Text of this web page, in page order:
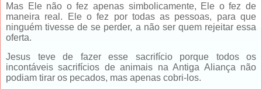
Mas Ele não o fez apenas simbolicamente, Ele o fez de
maneira real. Ele o fez por todas as pessoas, para que
ninguém tivesse de se perder, a não ser quem rejeitar essa
oferta.
Jesus teve de fazer esse sacrifício porque todos os
incontáveis sacrifícios de animais na Antiga Aliança não
podiam tirar os pecados, mas apenas cobri-los.